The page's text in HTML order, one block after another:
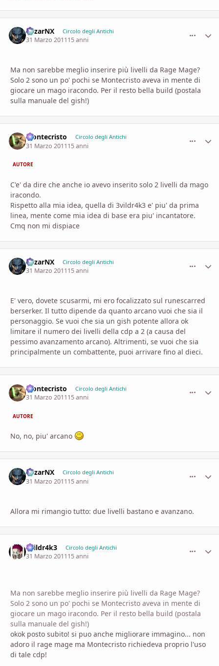
MizarNX Circolo degli Antichi
31 Marzo 201115 anni
Ma non sarebbe meglio inserire più livelli da Rage Mage?
Solo 2 sono un po' pochi se Montecristo aveva in mente di
giocare un mago iracondo. Per il resto bella build (postala
sulla manuale del gish!)
Montecristo Circolo degli Antichi
31 Marzo 201115 anni
AUTORE
C'e' da dire che anche io avevo inserito solo 2 livelli da mago
iracondo.
Rispetto alla mia idea, quella di 3vildr4k3 e' piu' da prima
linea, mente come mia idea di base era piu' incantatore.
Cmq non mi dispiace
MizarNX Circolo degli Antichi
31 Marzo 201115 anni
E' vero, dovete scusarmi, mi ero focalizzato sul runescarred
berserker. Il tutto dipende da quanto arcano vuoi che sia il
personaggio. Se vuoi che sia un gish potente allora ok
limitare il numero dei livelli della cdp a 2 (a causa del
pessimo avanzamento arcano). Altrimenti, se vuoi che sia
principalmente un combattente, puoi arrivare fino al dieci.
Montecristo Circolo degli Antichi
31 Marzo 201115 anni
AUTORE
No, no, piu' arcano
MizarNX Circolo degli Antichi
31 Marzo 201115 anni
Allora mi rimangio tutto: due livelli bastano e avanzano.
3vildr4k3 Circolo degli Antichi
31 Marzo 201115 anni
Ma non sarebbe meglio inserire più livelli da Rage Mage?
Solo 2 sono un po' pochi se Montecristo aveva in mente di
giocare un mago iracondo. Per il resto bella build (postala
sulla manuale del gish!)
okok posto subito! si puo anche migliorare immagino... non
adoro il rage mage ma Montecristo richiedeva proprio l'uso
di tale cdp!